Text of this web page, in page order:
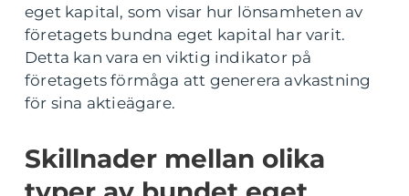
eget kapital, som visar hur lönsamheten av
företagets bundna eget kapital har varit.
Detta kan vara en viktig indikator på
företagets förmåga att generera avkastning
för sina aktieägare.
Skillnader mellan olika